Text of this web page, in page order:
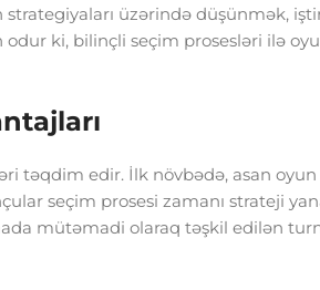
üzərində düşünmək,
odur ki, bilinçli seçim prosesləri ilə
təqdim edir. İlk növbədə, asan oyun
seçim prosesi zamanı strateji
mütəmadi olaraq təşkil edilən